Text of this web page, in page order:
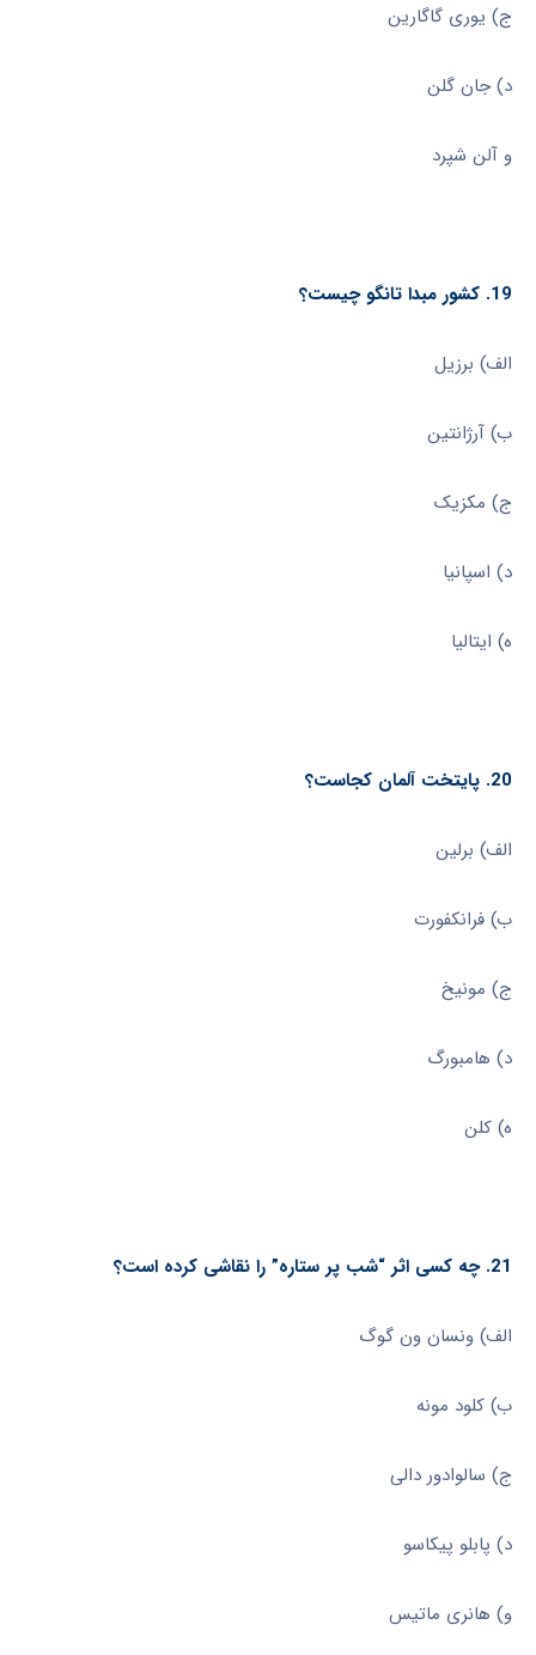
ج) یوری گاگارین
د) جان گلن
و آلن شپرد
19. کشور مبدا تانگو چیست؟
الف) برزیل
ب) آرژانتین
ج) مکزیک
د) اسپانیا
ه) ایتالیا
20. پایتخت آلمان کجاست؟
الف) برلین
ب) فرانکفورت
ج) مونیخ
د) هامبورگ
ه) کلن
21. چه کسی اثر “شب پر ستاره” را نقاشی کرده است؟
الف) ونسان ون گوگ
ب) کلود مونه
ج) سالوادور دالی
د) پابلو پیکاسو
و) هانری ماتیس